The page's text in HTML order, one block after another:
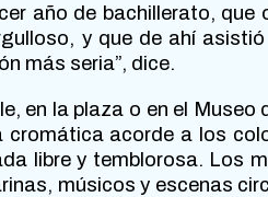
año de bachillerato, que
y que de ahí
más seria”, dice.
en la plaza o en el Museo
cromática acorde a los
libre y temblorosa. Los
músicos y escenas